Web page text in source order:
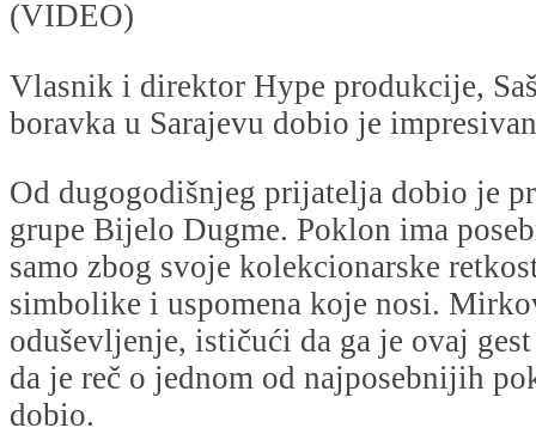
(VIDEO)
Vlasnik i direktor Hype produkcije,
boravka u Sarajevu dobio je
Od dugogodišnjeg prijatelja dobio je
grupe Bijelo Dugme. Poklon ima
samo zbog svoje kolekcionarske
simbolike i uspomena koje nosi.
oduševljenje, ističući da ga je ovaj
da je reč o jednom od najposebnijih
dobio.